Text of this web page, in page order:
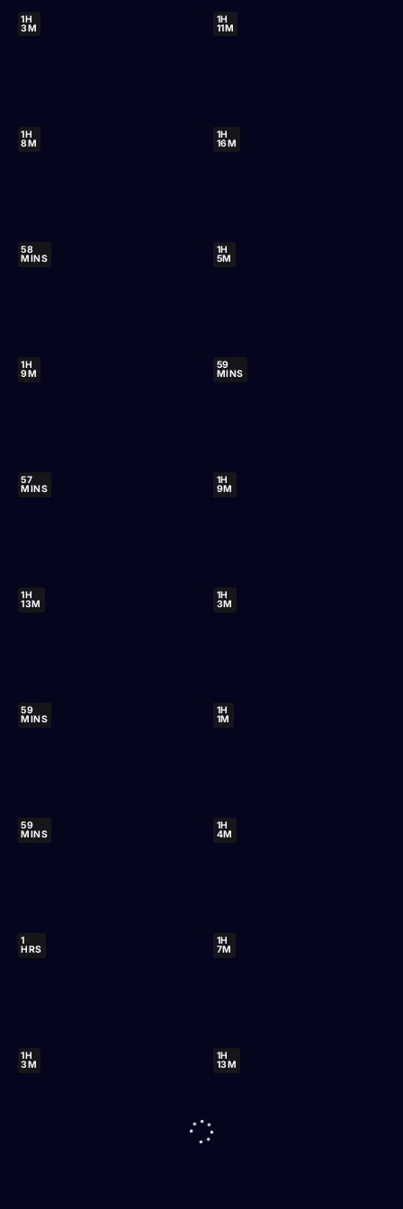
1H
3M
1H
11M
1H
8M
1H
16M
58
MINS
1H
5M
1H
9M
59
MINS
57
MINS
1H
9M
1H
13M
1H
3M
59
MINS
1H
1M
59
MINS
1H
4M
1
HRS
1H
7M
1H
3M
1H
13M